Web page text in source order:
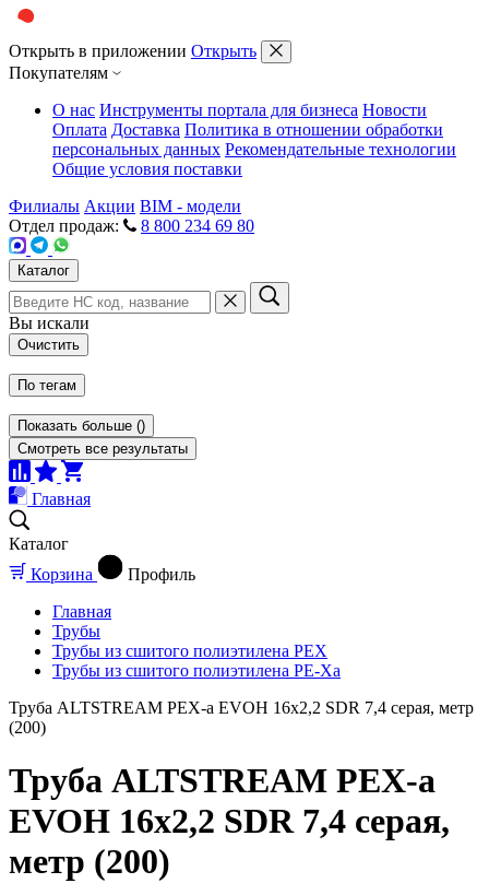
Открыть в приложении Открыть
Покупателям
О нас Инструменты портала для бизнеса Новости
Оплата Доставка Политика в отношении обработки
персональных данных Рекомендательные технологии
Общие условия поставки
Филиалы Акции BIM - модели
Отдел продаж:
8 800 234 69 80
Каталог
Вы искали
Очистить
По тегам
Показать больше ()
Смотреть все результаты
Главная
Каталог
Корзина
Профиль
Главная
Трубы
Трубы из сшитого полиэтилена PEX
Трубы из сшитого полиэтилена PE-Xa
Труба ALTSTREAM PEX-а EVOH 16х2,2 SDR 7,4 серая, метр
(200)
Труба ALTSTREAM PEX-а
EVOH 16х2,2 SDR 7,4 серая,
метр (200)